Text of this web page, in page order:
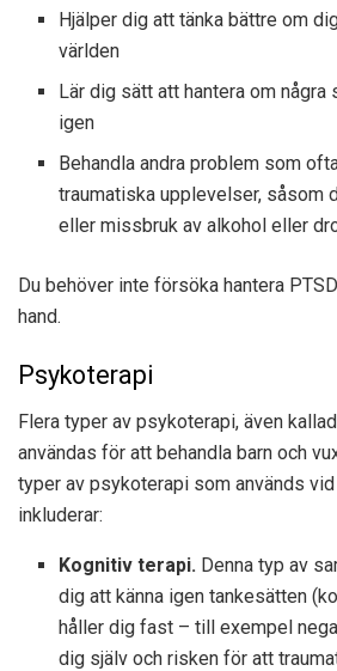
Hjälper dig att tänka bättre om
världen
Lär dig sätt att hantera om
igen
Behandla andra problem som
traumatiska upplevelser, såsom
eller missbruk av alkohol eller
Du behöver inte försöka hantera
hand.
Psykoterapi
Flera typer av psykoterapi, även
användas för att behandla barn och
typer av psykoterapi som används
inkluderar:
Kognitiv terapi. Denna typ av
dig att känna igen tankesätten
håller dig fast – till exempel
dig själv och risken för att